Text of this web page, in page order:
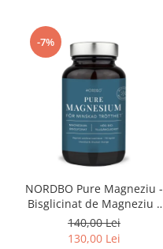
-7%
NORDBO Pure Magneziu -
Bisglicinat de Magneziu -
Vegan - 90 capsule
140,00 Lei
130,00 Lei